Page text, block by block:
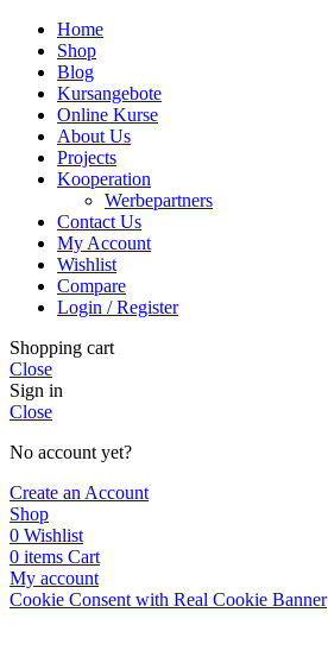
Home
Shop
Blog
Kursangebote
Online Kurse
About Us
Projects
Kooperation
Werbepartners
Contact Us
My Account
Wishlist
Compare
Login / Register
Shopping cart
Close
Sign in
Close
No account yet?
Create an Account
Shop
0 Wishlist
0 items Cart
My account
Cookie Consent with Real Cookie Banner